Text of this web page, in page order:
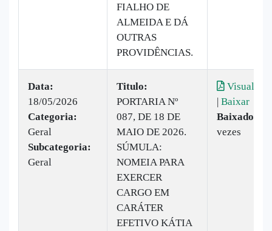
FIALHO DE
ALMEIDA E DÁ
OUTRAS
PROVIDÊNCIAS.
Data:
18/05/2026
Categoria:
Geral
Subcategoria:
Geral
Titulo:
PORTARIA Nº
087, DE 18 DE
MAIO DE 2026.
SÚMULA:
NOMEIA PARA
EXERCER
CARGO EM
CARÁTER
EFETIVO KÁTIA
Visualizar
| Baixar
Baixado:
vezes